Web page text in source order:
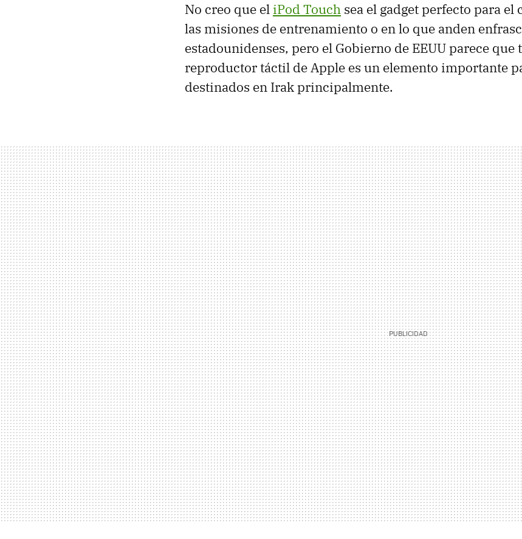
No creo que el iPod Touch sea el gadget perfecto para el
las misiones de entrenamiento o en lo que anden
estadounidenses, pero el Gobierno de EEUUparece que
reproductor táctil de Apple es un elemento importante
destinados en Irak principalmente.